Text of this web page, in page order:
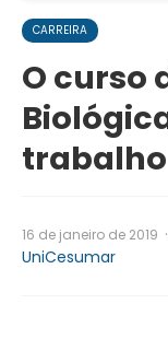
CARREIRA
O curso
trabalho
16 de janeiro de 2019 ·
UniCesumar